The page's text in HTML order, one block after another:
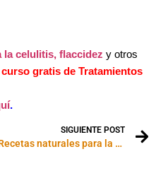
celulitis, flaccidez y otros
curso gratis de Tratamientos
.
SIGUIENTE POST
Recetas naturales para la belleza masculina